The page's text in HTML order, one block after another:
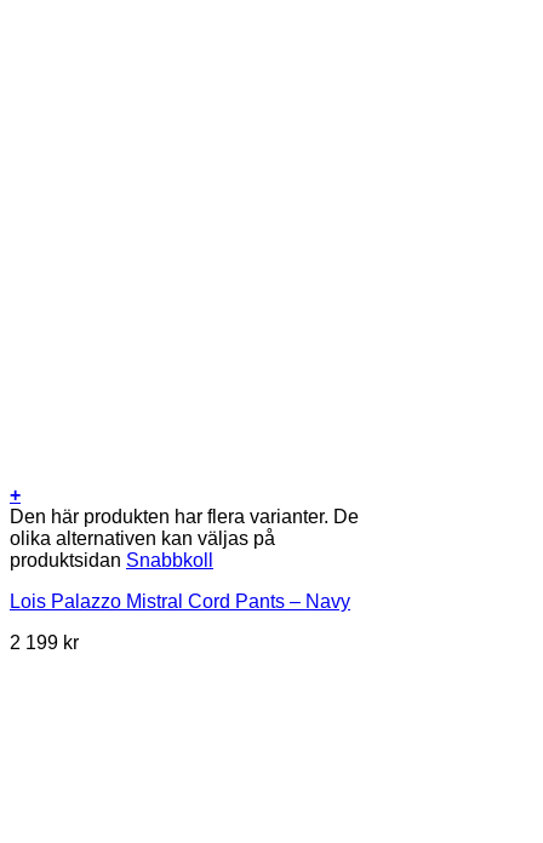
+
Den här produkten har flera varianter. De
olika alternativen kan väljas på
produktsidan Snabbkoll
Lois Palazzo Mistral Cord Pants – Navy
2 199 kr